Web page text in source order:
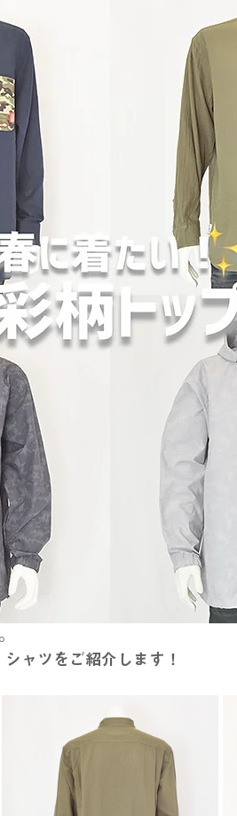
NICOLE -
カジュアル ウィメンズアイテム
入学式アイテム キャンペーン
ャツをご紹介します！